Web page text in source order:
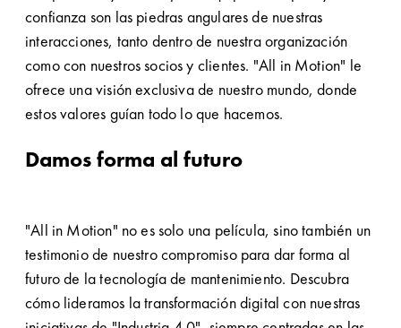
confianza son las piedras angulares de nuestras
interacciones, tanto dentro de nuestra organización
como con nuestros socios y clientes. "All in Motion" le
ofrece una visión exclusiva de nuestro mundo, donde
estos valores guían todo lo que hacemos.
Damos forma al futuro
"All in Motion" no es solo una película, sino también un
testimonio de nuestro compromiso para dar forma al
futuro de la tecnología de mantenimiento. Descubra
cómo lideramos la transformación digital con nuestras